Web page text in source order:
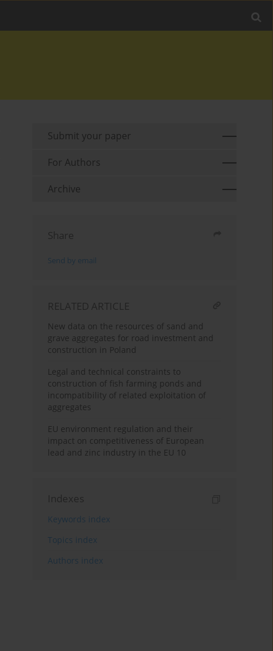
Submit your paper
For Authors
Archive
Share
Send by email
RELATED ARTICLE
New data on the resources of sand and
grave aggregates for road investment and
construction in Poland
Legal and technical constraints to
construction of fish farming ponds and
incompatibility of related exploitation of
aggregates
EU environment regulation and their
impact on competitiveness of European
lead and zinc industry in the EU 10
Indexes
Keywords index
Topics index
Authors index